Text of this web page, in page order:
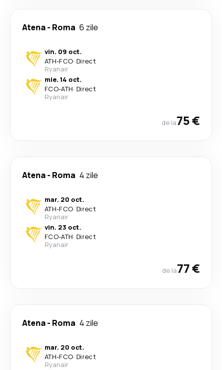
Atena- Roma 6 zile
vin. 09 oct.
ATH-FCO· Direct
Ryanair
mie. 14 oct.
FCO-ATH· Direct
Ryanair
de la75 €
Atena- Roma 4 zile
mar. 20 oct.
ATH-FCO· Direct
Ryanair
vin. 23 oct.
FCO-ATH· Direct
Ryanair
de la77 €
Atena- Roma 4 zile
mar. 20 oct.
ATH-FCO· Direct
Ryanair